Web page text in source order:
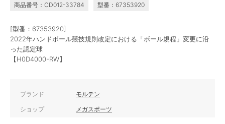
商品番号：CD012-33784 型番：67353920
[型番：67353920]
2022年ハンドボール競技規則改定における「ボール規程」変更に沿
った認定球
【H0D4000-RW】
ブランド モルテン
ショップ メガスポーツ